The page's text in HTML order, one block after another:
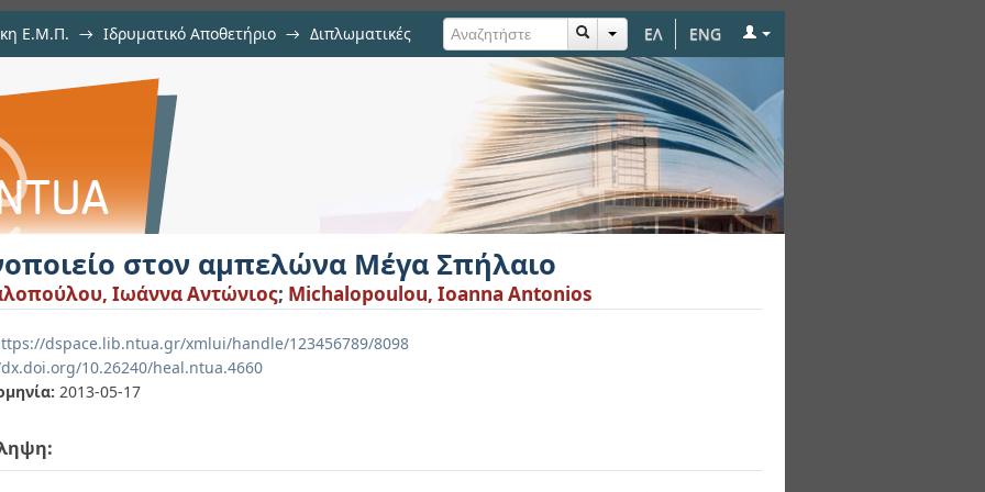
ΕΛ ENG
Ε.Μ.Π. → Ιδρυματικό Αποθετήριο → Διπλωματικές
Μέγα Σπήλαιο
στον αμπελώνα Μέγα Σπήλαιο
Ιωάννα Αντώνιος; Michalopoulou, Ioanna Antonios
dspace.lib.ntua.gr/xmlui/handle/123456789/8098
10.26240/heal.ntua.4660
2013-05-17